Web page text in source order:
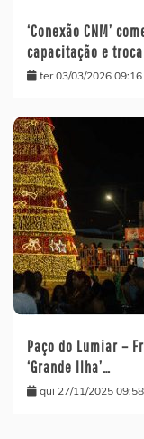
‘Conexão CNM’
capacitação e
ter 03/03/2026 09:16
Paço do Lumiar –
‘Grande Ilha’…
qui 27/11/2025 09:58